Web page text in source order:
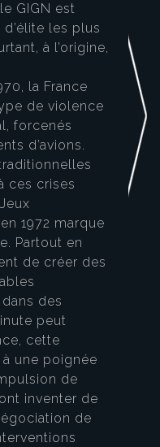
GIGN est
d’élite les plus
à l’origine,
la France
de violence
forcenés
d’avions.
ces crises
1972 marque
Partout en
de créer des
des
peut
cette
une poignée
de
inventer de
de